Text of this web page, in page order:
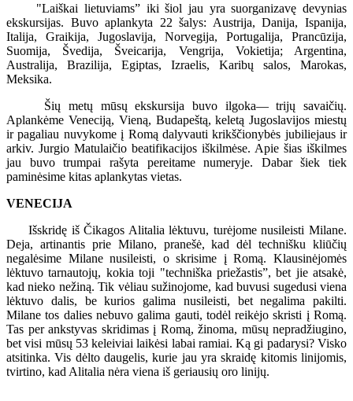
"Laiškai lietuviams” iki šiol jau yra suorganizavę devynias
ekskursijas. Buvo aplankyta 22 šalys: Austrija, Danija, Ispanija,
Italija, Graikija, Jugoslavija, Norvegija, Portugalija, Prancūzija,
Suomija, Švedija, Šveicarija, Vengrija, Vokietija; Argentina,
Australija, Brazilija, Egiptas, Izraelis, Karibų salos, Marokas,
Meksika.
Šių metų mūsų ekskursija buvo ilgoka— trijų savaičių.
Aplankėme Veneciją, Vieną, Budapeštą, keletą Jugoslavijos miestų
ir pagaliau nuvykome į Romą dalyvauti krikščionybės jubiliejaus ir
arkiv. Jurgio Matulaičio beatifikacijos iškilmėse. Apie šias iškilmes
jau buvo trumpai rašyta pereitame numeryje. Dabar šiek tiek
paminėsime kitas aplankytas vietas.
VENECIJA
Išskridę iš Čikagos Alitalia lėktuvu, turėjome nusileisti Milane.
Deja, artinantis prie Milano, pranešė, kad dėl technišku kliūčių
negalėsime Milane nusileisti, o skrisime į Romą. Klausinėjomės
lėktuvo tarnautojų, kokia toji "techniška priežastis”, bet jie atsakė,
kad nieko nežiną. Tik vėliau sužinojome, kad buvusi sugedusi viena
lėktuvo dalis, be kurios galima nusileisti, bet negalima pakilti.
Milane tos dalies nebuvo galima gauti, todėl reikėjo skristi į Romą.
Tas per ankstyvas skridimas į Romą, žinoma, mūsų nepradžiugino,
bet visi mūsų 53 keleiviai laikėsi labai ramiai. Ką gi padarysi? Visko
atsitinka. Vis dėlto daugelis, kurie jau yra skraidę kitomis linijomis,
tvirtino, kad Alitalia nėra viena iš geriausių oro linijų.